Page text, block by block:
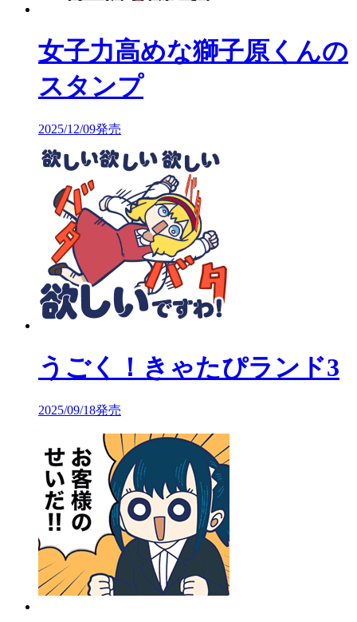
女子力高めな獅子原くんの
スタンプ
2025/12/09発売
うごく！きゃたぴランド3
2025/09/18発売